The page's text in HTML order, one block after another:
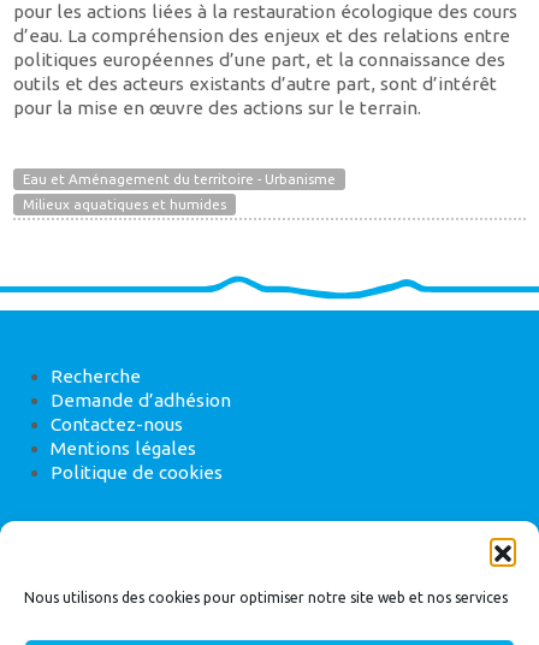
Nous utilisons des cookies pour optimiser notre site web et nos services
pour les actions liées à la restauration écologique des cours
d’eau. La compréhension des enjeux et des relations entre
politiques européennes d’une part, et la connaissance des
outils et des acteurs existants d’autre part, sont d’intérêt
pour la mise en œuvre des actions sur le terrain.
Eau et Aménagement du territoire - Urbanisme
Milieux aquatiques et humides
Recherche
Demande d’adhésion
Contactez-nous
Mentions légales
Politique de cookies